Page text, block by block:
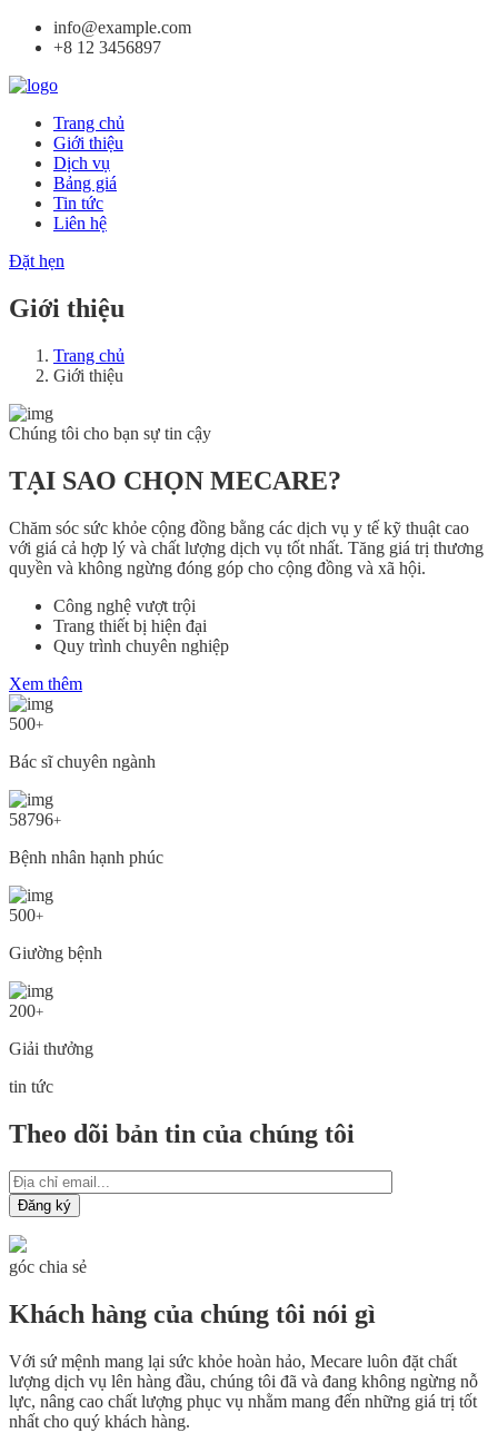
info@example.com
+8 12 3456897
Trang chủ
Giới thiệu
Dịch vụ
Bảng giá
Tin tức
Liên hệ
Đặt hẹn
Giới thiệu
Trang chủ
Giới thiệu
Chúng tôi cho bạn sự tin cậy
TẠI SAO CHỌN MECARE?
Chăm sóc sức khỏe cộng đồng bằng các dịch vụ y tế kỹ thuật cao
với giá cả hợp lý và chất lượng dịch vụ tốt nhất. Tăng giá trị thương
quyền và không ngừng đóng góp cho cộng đồng và xã hội.
Công nghệ vượt trội
Trang thiết bị hiện đại
Quy trình chuyên nghiệp
Xem thêm
500+
Bác sĩ chuyên ngành
58796+
Bệnh nhân hạnh phúc
500+
Giường bệnh
200+
Giải thưởng
tin tức
Theo dõi bản tin của chúng tôi
góc chia sẻ
Khách hàng của chúng tôi nói gì
Với sứ mệnh mang lại sức khỏe hoàn hảo, Mecare luôn đặt chất
lượng dịch vụ lên hàng đầu, chúng tôi đã và đang không ngừng nỗ
lực, nâng cao chất lượng phục vụ nhằm mang đến những giá trị tốt
nhất cho quý khách hàng.